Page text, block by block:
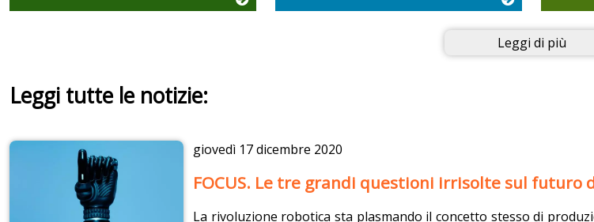
Leggi di più
Leggi tutte le notizie:
giovedì 17 dicembre 2020
FOCUS. Le tre grandi questioni irrisolte sul futuro
La rivoluzione robotica sta plasmando il concetto stesso di